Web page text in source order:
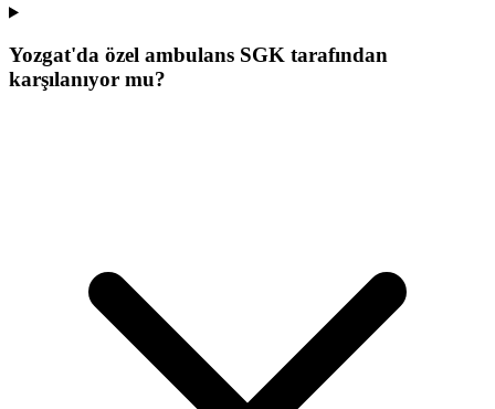
Yozgat'da özel ambulans SGK tarafından
karşılanıyor mu?